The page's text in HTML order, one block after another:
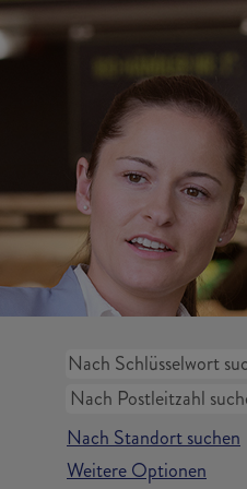
Nach Standort suchen
Weitere Optionen